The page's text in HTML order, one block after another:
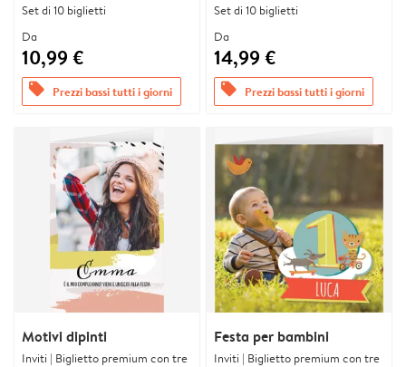
Set di 10 biglietti
Da
10,99 €
offers Prezzi bassi tutti i giorni
Set di 10 biglietti
Da
14,99 €
offers Prezzi bassi tutti i giorni
Motivi dipinti
Inviti | Biglietto premium con tre
Festa per bambini
Inviti | Biglietto premium con tre